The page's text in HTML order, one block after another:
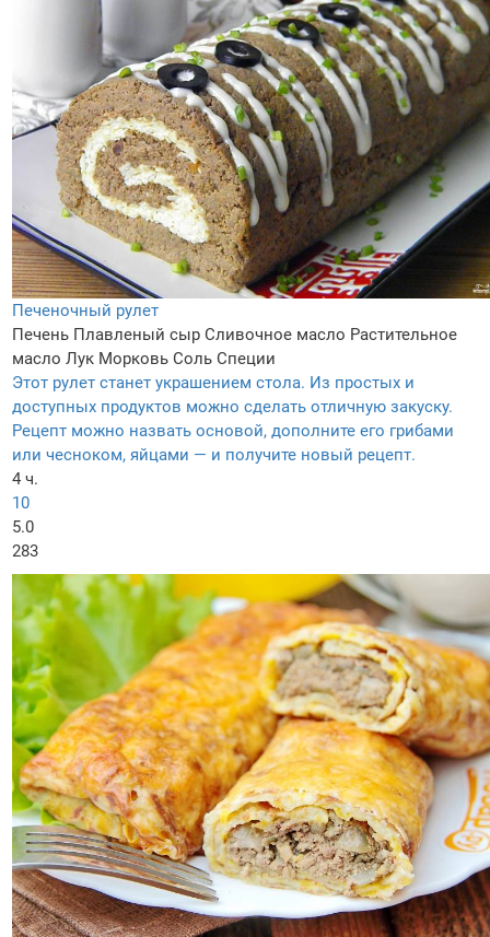
Печеночный рулет
Печень Плавленый сыр Сливочное масло Растительное
масло Лук Морковь Соль Специи
Этот рулет станет украшением стола. Из простых и
доступных продуктов можно сделать отличную закуску.
Рецепт можно назвать основой, дополните его грибами
или чесноком, яйцами — и получите новый рецепт.
4 ч.
10
5.0
283